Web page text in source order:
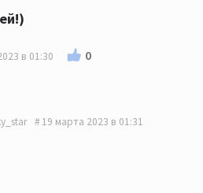
в 01:30 0
19 марта 2023 в 01:31